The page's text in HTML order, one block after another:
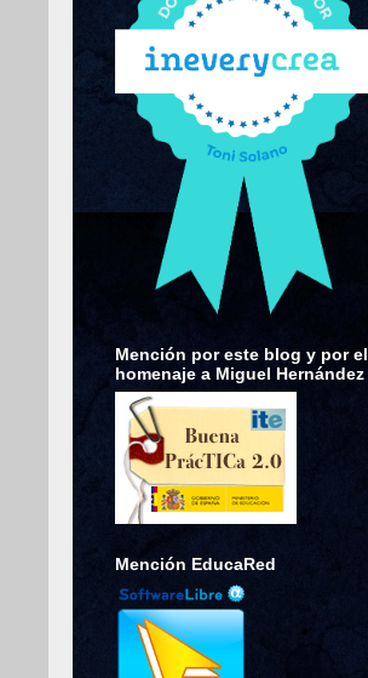
Mención por este blog y por el
homenaje a Miguel Hernández
Mención EducaRed